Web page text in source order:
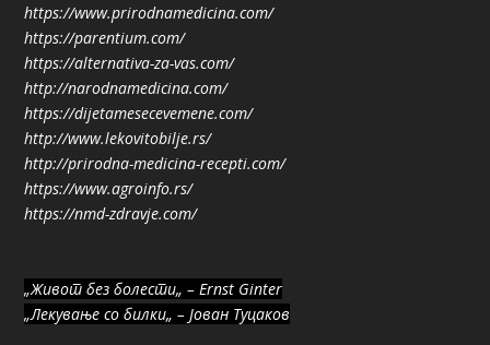
https://www.prirodnamedicina.com/
https://parentium.com/
https://alternativa-za-vas.com/
http://narodnamedicina.com/
https://dijetamesecevemene.com/
http://www.lekovitobilje.rs/
http://prirodna-medicina-recepti.com/
https://www.agroinfo.rs/
https://nmd-zdravje.com/
„Живот без болести„ – Ernst Ginter
„Лекување со билки„ – Јован Туцаков